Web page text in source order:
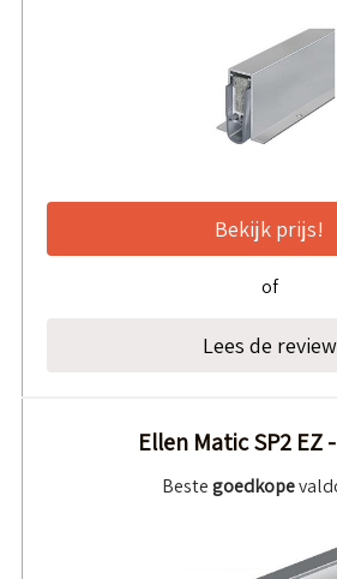
Bekijk prijs!
of
Lees de review
Ellen Matic SP2 EZ
Bestegoedkope